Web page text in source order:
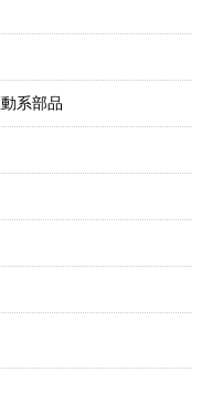
系部品